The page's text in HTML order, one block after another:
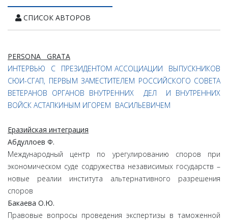
СПИСОК АВТОРОВ
PERSONA GRATA
ИНТЕРВЬЮ С ПРЕЗИДЕНТОМ АССОЦИАЦИИ ВЫПУСКНИКОВ
СЮИ-СГАП, ПЕРВЫМ ЗАМЕСТИТЕЛЕМ РОССИЙСКОГО СОВЕТА
ВЕТЕРАНОВ ОРГАНОВ ВНУТРЕННИХ ДЕЛ И ВНУТРЕННИХ
ВОЙСК АСТАПКИНЫМ ИГОРЕМ ВАСИЛЬЕВИЧЕМ
Еразийская интеграция
Абдуллоев Ф.
Международный центр по урегулированию споров при
экономическом суде содружества независимых государств –
новые реалии института альтернативного разрешения
споров
Бакаева О.Ю.
Правовые вопросы проведения экспертизы в таможенной